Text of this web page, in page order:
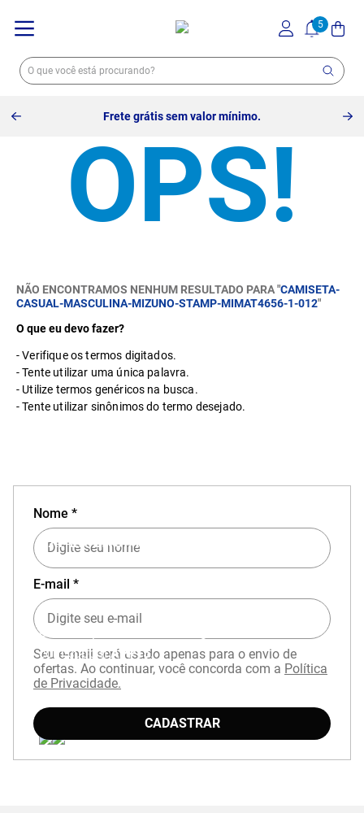
Frete grátis sem valor mínimo.
NÃO ENCONTRAMOS NENHUM RESULTADO PARA "CAMISETA-
CASUAL-MASCULINA-MIZUNO-STAMP-MIMAT4656-1-012"
O que eu devo fazer?
Verifique os termos digitados.
Tente utilizar uma única palavra.
Utilize termos genéricos na busca.
Tente utilizar sinônimos do termo desejado.
EXPERIÊNCIA MIZUNO NO APP
Baixe o aplicativo Mizuno e garanta
com cupomAPP15.
Nome *
E-mail *
Seu e-mail será usado apenas para o envio de
ofertas. Ao continuar, você concorda com a Política
de Privacidade.
CADASTRAR